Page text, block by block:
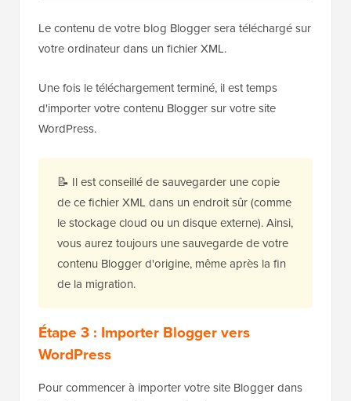
Le contenu de votre blog Blogger sera téléchargé sur
votre ordinateur dans un fichier XML.
Une fois le téléchargement terminé, il est temps
d'importer votre contenu Blogger sur votre site
WordPress.
📝 Il est conseillé de sauvegarder une copie
de ce fichier XML dans un endroit sûr (comme
le stockage cloud ou un disque externe). Ainsi,
vous aurez toujours une sauvegarde de votre
contenu Blogger d'origine, même après la fin
de la migration.
Étape 3 : Importer Blogger vers
WordPress
Pour commencer à importer votre site Blogger dans